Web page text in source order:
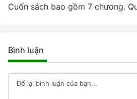
Cuốn sách bao gồm 7 chương.
Bình luận